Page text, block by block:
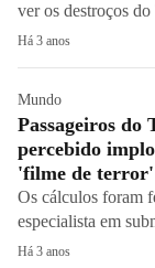
ver os destroços
Há 3 anos
Mundo
Passageiros do
percebido
'filme de terror'
Os cálculos foram
especialista em
Há 3 anos